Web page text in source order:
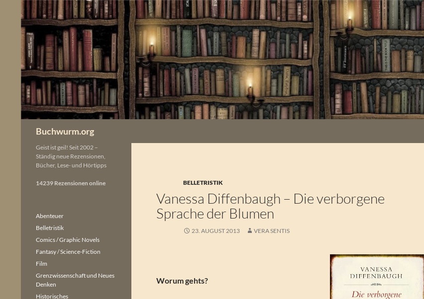
springen
Buchwurm.org
BELLETRISTIK
Vanessa Diffenbaugh – Die verborgene
Sprache der Blumen
23. AUGUST 2013 VERA SENTIS
Worum gehts?
Geist ist geil! Seit 2002 –
Ständig neue Rezensionen,
Bücher, Lese- und Hörtipps
14239 Rezensionen online
Abenteuer
Belletristik
Comics / Graphic Novels
Fantasy / Science-Fiction
Film
Grenzwissenschaft und Neues
Denken
Historisches